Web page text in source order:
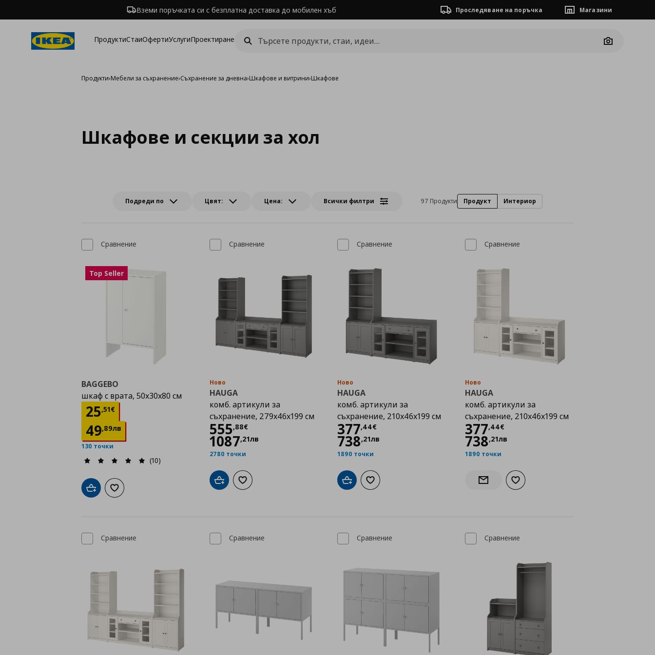
Вземи поръчката си с безплатна доставка до мобилен хъб Проследяване на поръчка Магазини
ПродуктиСтаиОфертиУслугиПроектиране
Camera
Продукти›Мебели за съхранение›Съхранение за дневна›Шкафове и витрини›Шкафове
Шкафове и секции за хол
Подреди по Цвят: Цена: Всички филтри 97 Продукти Продукт Интериор
Сравнение
Top Seller
BAGGEBO
шкаф с врата, 50x30x80 см
25,51€
Цена
49,89лв
130 точки
(10)
Добави в кошницата
Добави към списъка с любими
Сравнение
Ново
HAUGA
комб. артикули за
съхранение, 279x46x199 см
555,88€
Цена
1087,21лв
2780 точки
Добави в кошницата
Добави към списъка с любими
Сравнение
Ново
HAUGA
комб. артикули за
съхранение, 210x46x199 см
377,44€
Цена377,44 €
738,21лв
1890 точки
Добави в кошницата
Добави към списъка с любими
Сравнение
Ново
HAUGA
комб. артикули за
съхранение, 210x46x199 см
377,44€
Цена377,44 €
738,21лв
1890 точки
Информирай ме за наличност
Добави към списъка с любими
Сравнение Сравнение Сравнение Сравнение